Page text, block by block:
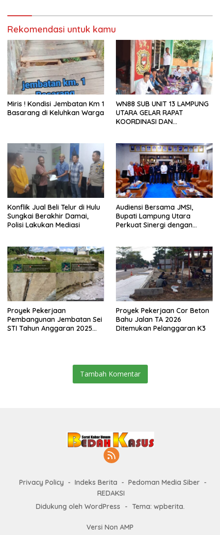
Rekomendasi untuk kamu
Miris ! Kondisi Jembatan Km 1
Basarang di Keluhkan Warga
WN88 SUB UNIT 13 LAMPUNG
UTARA GELAR RAPAT
KOORDINASI DAN
Konflik Jual Beli Telur di Hulu
Sungkai Berakhir Damai,
Polisi Lakukan Mediasi
Audiensi Bersama JMSI,
Bupati Lampung Utara
Perkuat Sinergi dengan
Proyek Pekerjaan
Pembangunan Jembatan Sei
STI Tahun Anggaran 2025
Proyek Pekerjaan Cor Beton
Bahu Jalan TA 2026
Ditemukan Pelanggaran K3
Tambah Komentar
Privacy Policy Indeks Berita
Pedoman Media Siber
REDAKSI
Didukung oleh WordPress
- Tema: wpberita.
Versi Non AMP